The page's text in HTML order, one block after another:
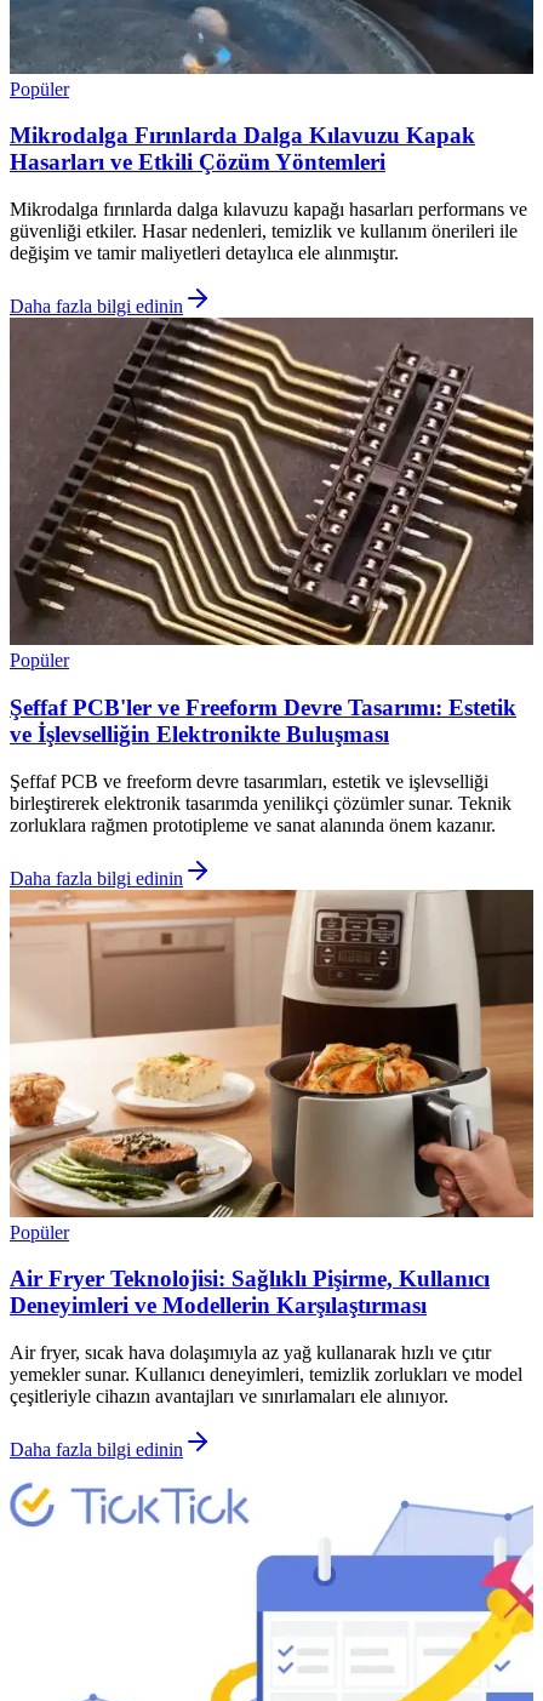
Popüler
Mikrodalga Fırınlarda Dalga Kılavuzu Kapak
Hasarları ve Etkili Çözüm Yöntemleri
Mikrodalga fırınlarda dalga kılavuzu kapağı hasarları performans ve
güvenliği etkiler. Hasar nedenleri, temizlik ve kullanım önerileri ile
değişim ve tamir maliyetleri detaylıca ele alınmıştır.
Daha fazla bilgi edinin
Popüler
Şeffaf PCB'ler ve Freeform Devre Tasarımı: Estetik
ve İşlevselliğin Elektronikte Buluşması
Şeffaf PCB ve freeform devre tasarımları, estetik ve işlevselliği
birleştirerek elektronik tasarımda yenilikçi çözümler sunar. Teknik
zorluklara rağmen prototipleme ve sanat alanında önem kazanır.
Daha fazla bilgi edinin
Popüler
Air Fryer Teknolojisi: Sağlıklı Pişirme, Kullanıcı
Deneyimleri ve Modellerin Karşılaştırması
Air fryer, sıcak hava dolaşımıyla az yağ kullanarak hızlı ve çıtır
yemekler sunar. Kullanıcı deneyimleri, temizlik zorlukları ve model
çeşitleriyle cihazın avantajları ve sınırlamaları ele alınıyor.
Daha fazla bilgi edinin